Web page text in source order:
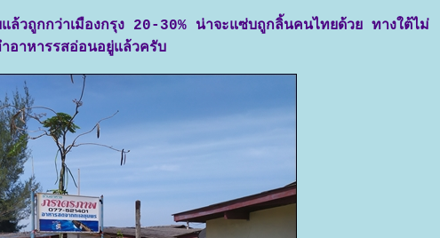
ล้วถูกกว่าเมืองกรุง 20-30% น่าจะแซ่บถูกลิ้นคนไทยด้วย ทางใต้ไม่
อาหารรสอ่อนอยู่แล้วครับ